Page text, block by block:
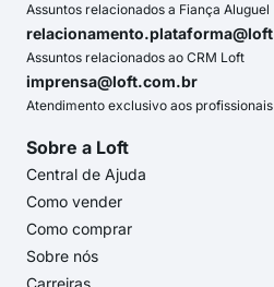
Assuntos relacionados a Fiança Aluguel
Assuntos relacionados ao CRM Loft
imprensa@loft.com.br
Atendimento exclusivo aos
Sobre a Loft
Central de Ajuda
Como vender
Como comprar
Sobre nós
Carreiras